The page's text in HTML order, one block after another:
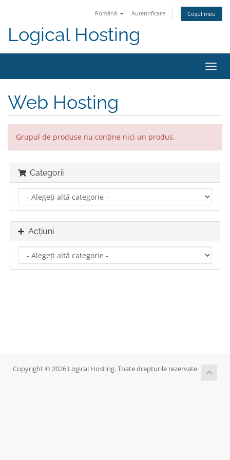
Română Autentificare Coșul meu
Logical Hosting
Web Hosting
Grupul de produse nu conține nici un produs.
Categorii
Acțiuni
Copyright © 2026 Logical Hosting. Toate drepturile rezervate.